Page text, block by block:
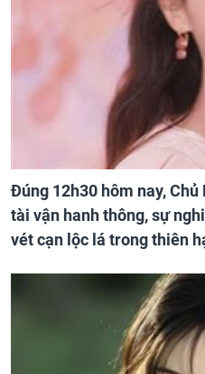
Đúng 12h30 hôm nay,
tài vận hanh thông, sự
vét cạn lộc lá trong thiên